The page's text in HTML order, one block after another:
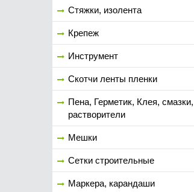
Стяжки, изолента
Крепеж
Инструмент
Скотчи ленты пленки
Пена, Герметик, Клея, смазки,
растворители
Мешки
Сетки строительные
Маркера, карандаши